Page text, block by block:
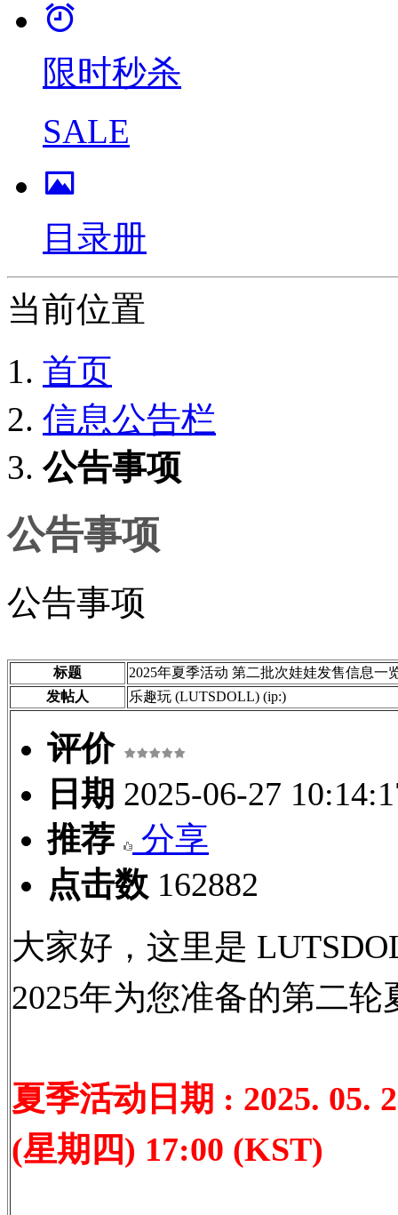
限时秒杀
SALE
目录册
当前位置
首页
信息公告栏
公告事项
公告事项
公告事项
标题
2025年夏季活动 第二批次娃娃发售信息一
发帖人
乐趣玩 (LUTSDOLL) (ip:)
评价
日期 2025-06-27
推荐
分享
点击数 162882
大家好，这里是
2025年为您准备的第二轮
夏季活动日期 : 2025. 05.
(星期四) 17:00 (KST)